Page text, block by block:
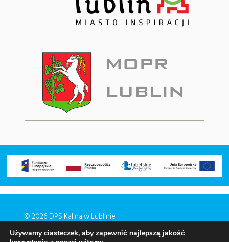
© 2026 DPS Kalina w Lublinie
Używamy ciasteczek, aby zapewnić najlepszą jakość